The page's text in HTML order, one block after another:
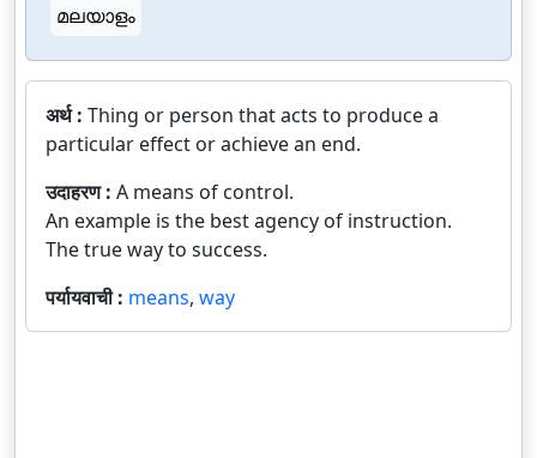
മലയാളം
अर्थ : Thing or person that acts to produce a
particular effect or achieve an end.
उदाहरण : A means of control.
An example is the best agency of instruction.
The true way to success.
पर्यायवाची : means, way